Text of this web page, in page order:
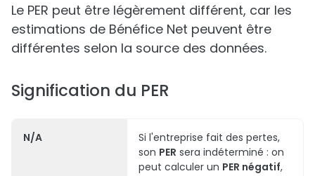
Le PER peut être légèrement différent, car les
estimations de Bénéfice Net peuvent être
différentes selon la source des données.
Signification du PER
N/A
Si l'entreprise fait des pertes,
son PER sera indéterminé : on
peut calculer un PER négatif,